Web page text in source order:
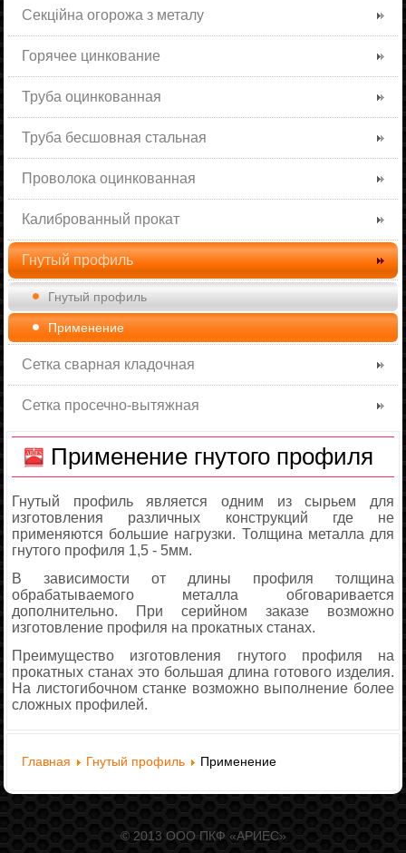
Секційна огорожа з металу
Горячее цинкование
Труба оцинкованная
Труба бесшовная стальная
Проволока оцинкованная
Калиброванный прокат
Гнутый профиль
Гнутый профиль
Применение
Сетка сварная кладочная
Сетка просечно-вытяжная
Применение гнутого профиля
Гнутый профиль является одним из сырьем для
изготовления различных конструкций где не
применяются большие нагрузки. Толщина металла для
гнутого профиля 1,5 - 5мм.
В зависимости от длины профиля толщина
обрабатываемого металла обговаривается
дополнительно. При серийном заказе возможно
изготовление профиля на прокатных станах.
Преимущество изготовления гнутого профиля на
прокатных станах это большая длина готового изделия.
На листогибочном станке возможно выполнение более
сложных профилей.
Главная Гнутый профиль Применение
© 2013 ООО ПКФ «АРИЕС»